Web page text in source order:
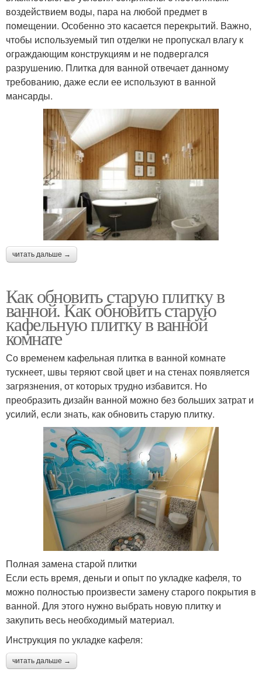
воздействием воды, пара на любой предмет в
помещении. Особенно это касается перекрытий. Важно,
чтобы используемый тип отделки не пропускал влагу к
ограждающим конструкциям и не подвергался
разрушению. Плитка для ванной отвечает данному
требованию, даже если ее используют в ванной
мансарды.
читать дальше →
Как обновить старую плитку в
ванной. Как обновить старую
кафельную плитку в ванной
комнате
Со временем кафельная плитка в ванной комнате
тускнеет, швы теряют свой цвет и на стенах появляется
загрязнения, от которых трудно избавится. Но
преобразить дизайн ванной можно без больших затрат и
усилий, если знать, как обновить старую плитку.
Полная замена старой плитки
Если есть время, деньги и опыт по укладке кафеля, то
можно полностью произвести замену старого покрытия в
ванной. Для этого нужно выбрать новую плитку и
закупить весь необходимый материал.
Инструкция по укладке кафеля:
читать дальше →